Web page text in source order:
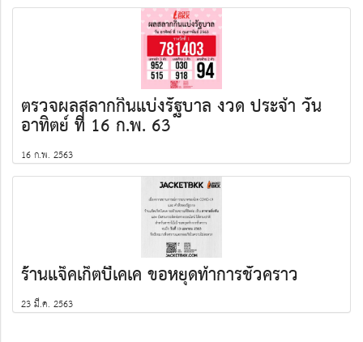
ตรวจผลสลากกินแบ่งรัฐบาล งวด ประจำ วัน
อาทิตย์ ที่ 16 ก.พ. 63
16 ก.พ. 2563
ร้านแจ็คเก็ตบีเคเค ขอหยุดทำการชั่วคราว
23 มี.ค. 2563